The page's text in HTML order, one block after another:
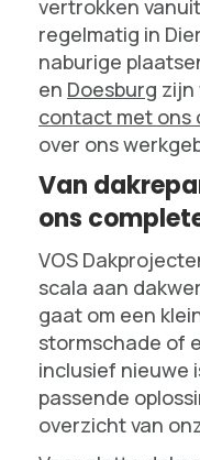
vertrokken
regelmatig in
naburige
en Doesburg zijn
contact met ons
over ons
Van
ons
VOS
scala aan
gaat om een
stormschade of
inclusief nieuwe
passende
overzicht van